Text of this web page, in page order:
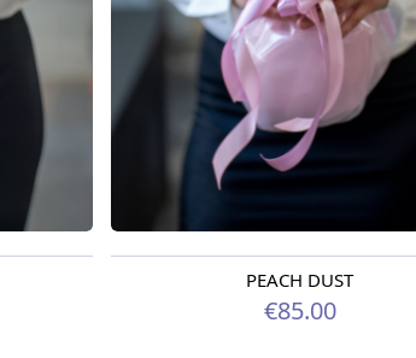
Pieejama no 12.08.2026
PEACH DUST
€85.00